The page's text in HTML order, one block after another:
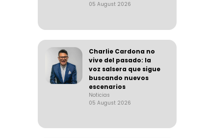
05 August 2026
Charlie Cardona no
vive del pasado: la
voz salsera que sigue
buscando nuevos
escenarios
Noticias
05 August 2026